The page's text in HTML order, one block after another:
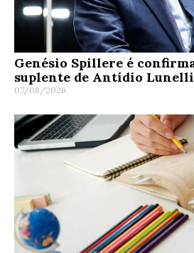
Genésio Spillere é
suplente de Antídio Lunelli
07/08/2026